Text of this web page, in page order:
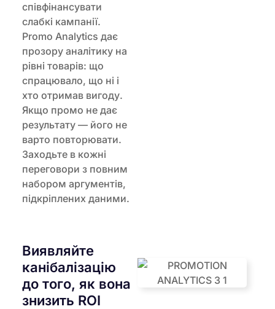
співфінансувати
слабкі кампанії.
Promo Analytics дає
прозору аналітику на
рівні товарів: що
спрацювало, що ні і
хто отримав вигоду.
Якщо промо не дає
результату — його не
варто повторювати.
Заходьте в кожні
переговори з повним
набором аргументів,
підкріплених даними.
Виявляйте
канібалізацію
до того, як вона
знизить ROI